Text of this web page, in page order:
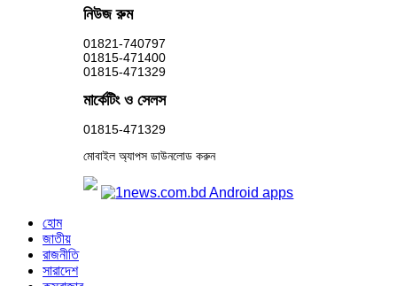
নিউজ রুম
01821-740797
01815-471400
01815-471329
মার্কেটিং ও সেলস
01815-471329
মোবাইল অ্যাপস ডাউনলোড করুন
হোম
জাতীয়
রাজনীতি
সারাদেশ